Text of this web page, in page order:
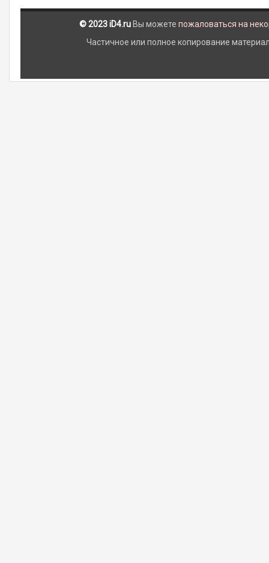
© 2023 iD4.ru Вы можете пожаловаться на
Частичное или полное копирование